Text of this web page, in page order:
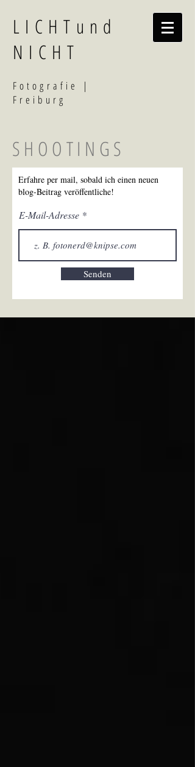
LICHTund
NICHT
Fotografi e |
Freiburg
SHOOTINGS
Erfahre per mail, sobald ich einen neuen
blog-Beitrag veröffentliche!
E-Mail-Adresse
Senden